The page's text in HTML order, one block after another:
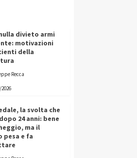
divieto armi
motivazioni
della
Recca
la svolta che
24 anni: bene
ma il
pesa e fa